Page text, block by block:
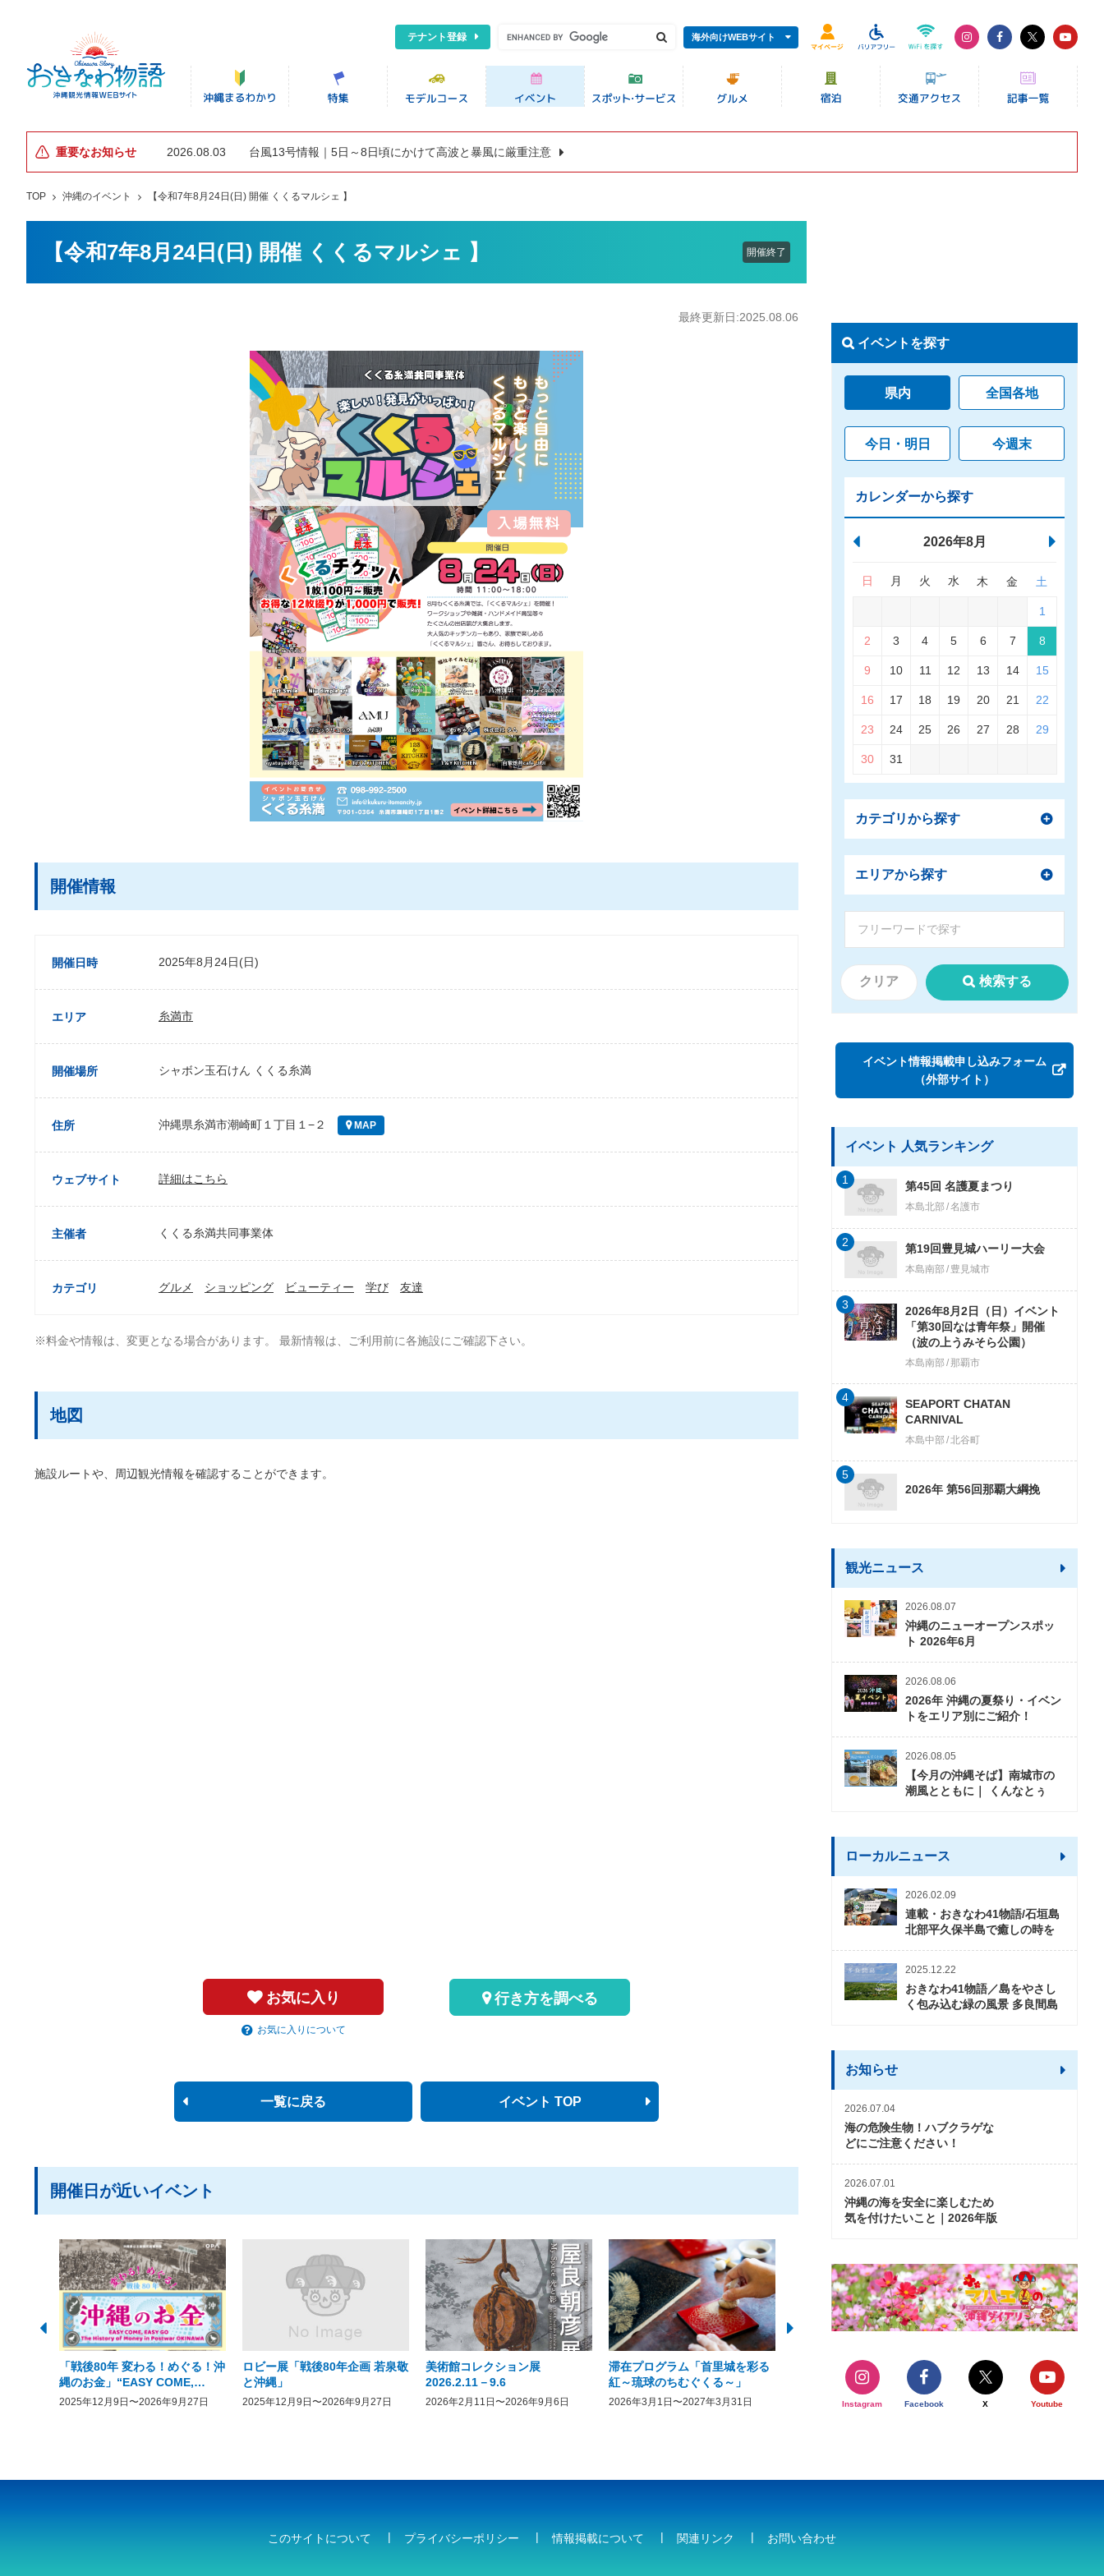
テナント登録 海外向けWEBサイト
重要なお知らせ 2026.08.03 台風13号情報｜5日～8日頃にかけて高波と暴風に厳重注意
TOP 沖縄のイベント 【令和7年8月24日(日) 開催 くくるマルシェ 】
【令和7年8月24日(日) 開催 くくるマルシェ 】 開催終了
最終更新日:2025.08.06
開催情報
開催日時 2025年8月24日(日)
エリア 糸満市
開催場所 シャボン玉石けん くくる糸満
住所 沖縄県糸満市潮崎町１丁目１−２ MAP
ウェブサイト 詳細はこちら
主催者 くくる糸満共同事業体
カテゴリ グルメ ショッピング ビューティー 学び 友達
※料金や情報は、変更となる場合があります。 最新情報は、ご利用前に各施設にご確認下さい。
地図
施設ルートや、周辺観光情報を確認することができます。
お気に入り
お気に入りについて
行き方を調べる
一覧に戻る イベント TOP
開催日が近いイベント
「戦後80年 変わる！めぐる！沖
縄のお金」“EASY COME,
EASY GO － The History of
2025年12月9日〜2026年9月27日
ロビー展「戦後80年企画 若泉敬
と沖縄」
2025年12月9日〜2026年9月27日
美術館コレクション展
2026.2.11－9.6
2026年2月11日〜2026年9月6日
滞在プログラム「首里城を彩る
紅～琉球のちむぐくる～」
2026年3月1日〜2027年3月31日
2026年度 かりゆしビーチ営業
期間および営業時間のお知らせ
2026年3月5日〜2026年10月31日
【期間限定】オーシャ
開催について
2026年3月20日〜2026年11
イベントを探す
県内 全国各地
今日・明日 今週末
カレンダーから探す
2026年8月
日 月 火 水 木 金 土
1
2 3 4 5 6 7 8
9 10 11 12 13 14 15
16 17 18 19 20 21 22
23 24 25 26 27 28 29
30 31
カテゴリから探す
エリアから探す
クリア 検索する
イベント情報掲載申し込みフォーム
（外部サイト）
イベント 人気ランキング
第45回 名護夏まつり
本島北部 名護市
1
第19回豊見城ハーリー大会
本島南部 豊見城市
2
2026年8月2日（日）イベント
「第30回なは青年祭」開催
（波の上うみそら公園）
本島南部 那覇市
3
SEAPORT CHATAN
CARNIVAL
本島中部 北谷町
4
2026年 第56回那覇大綱挽
5
観光ニュース
2026.08.07
沖縄のニューオープンスポッ
ト 2026年6月
2026.08.06
2026年 沖縄の夏祭り・イベン
トをエリア別にご紹介！
2026.08.05
【今月の沖縄そば】南城市の
潮風とともに｜ くんなとぅ
ローカルニュース
2026.02.09
連載・おきなわ41物語/石垣島
北部平久保半島で癒しの時を
2025.12.22
おきなわ41物語／島をやさし
く包み込む緑の風景 多良間島
お知らせ
2026.07.04
海の危険生物！ハブクラゲな
どにご注意ください！
2026.07.01
沖縄の海を安全に楽しむため
気を付けたいこと｜2026年版
Instagram Facebook X Youtube
このサイトについて プライバシーポリシー 情報掲載について 関連リンク お問い合わせ